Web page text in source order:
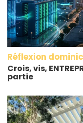
Réflexion
Crois, vis,
partie